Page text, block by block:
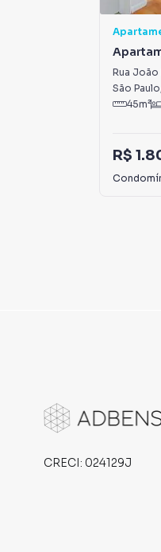
Rua João
São Paulo
45m²
R$
CRECI: 024129J